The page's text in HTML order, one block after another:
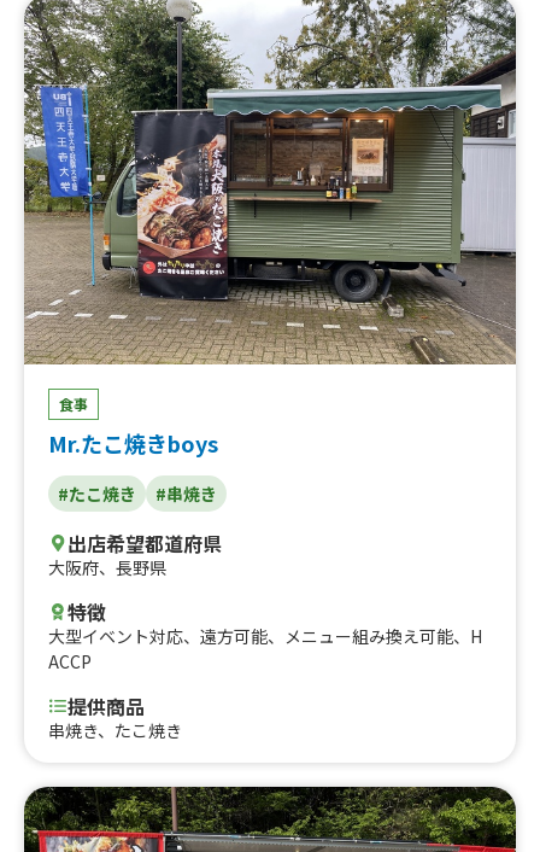
(豚玉)、ホルモン焼きうどん、海鮮焼きうどん、焼きうど
ん、ホルモン焼きそば、海鮮焼きそば、屋台焼きそば、鶏
の唐揚げ弁当、揚げ餃子弁当、串カツ弁当、串カツ丼、唐
揚げ丼、【串カツ】5種盛り、コーンスープ、豚汁、味噌
汁、ロイヤルミルクティー、抹茶ラテ、ホットレモン、コ
コア、烏龍茶、ジンジャーエール、コーラ、いいちこ(焼
酎)、レモンサワー、ハイボール、生ビール、スムージ
ー、チュロス(シュガー)、チュロス(キャラメル)、チュロ
ス(チョコ)、揚げたこ焼き(5つ)、チキンナゲット(5つ)、フ
ライドポテト、フライドチキン、揚げ餃子(5つ)、小海老の
唐揚げ、鶏の唐揚げ(4つ)、【串カツ】ハム、【串カツ】う
ずら、【串カツ】しいたけ、【串カツ】じゃがいも、【串
カツ】アスパラ、【串カツ】れんこん、【串カツ】海老、
【串カツ】豚ヒレ、【串カツ】牛ホルモン、【串カツ】牛
ステーキ
食事
Mr.たこ焼きboys
#たこ焼き #串焼き
出店希望都道府県
大阪府、 長野県
特徴
大型イベント対応、 遠方可能、 メニュー組み換え可能、 H
ACCP
提供商品
串焼き、たこ焼き